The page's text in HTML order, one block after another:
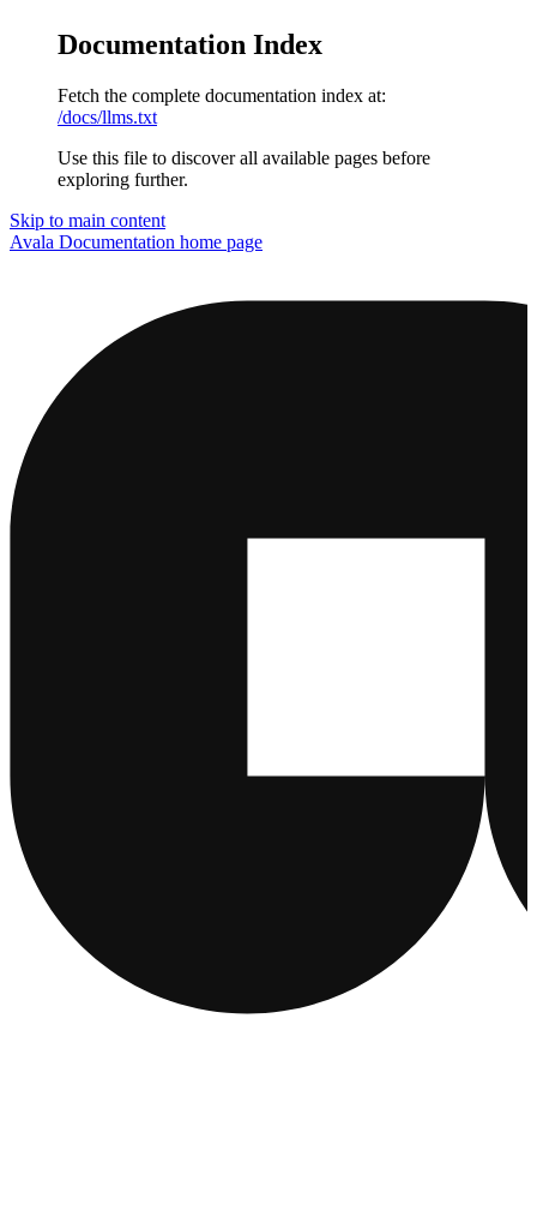
Documentation Index
Fetch the complete documentation index at:
/docs/llms.txt
Use this file to discover all available pages before
exploring further.
Skip to main content
Avala Documentation home page